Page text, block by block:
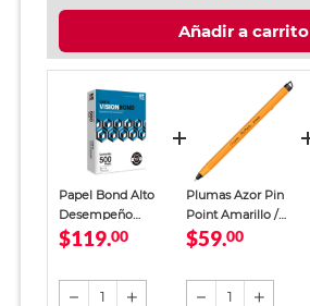
Añadir a carrito
Papel Bond Alto
Desempeño
Copamex Vision
$119.00
1
Plumas Azor Pin
Point Amarillo /
Punto fino / Tinta
$59.00
1